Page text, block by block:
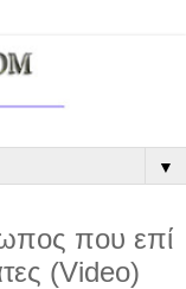
▼
που επί
(Video)